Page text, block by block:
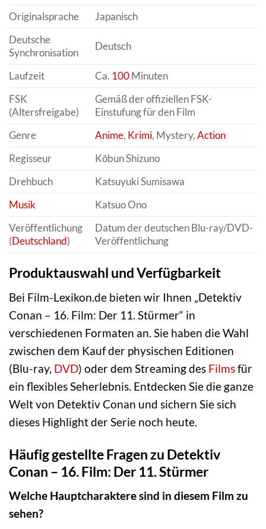
Originalsprache
Japanisch
Deutsche
Synchronisation
Deutsch
Laufzeit Ca. 100Minuten
FSK
(Altersfreigabe)
Gemäß der offiziellen FSK-
Einstufung für den Film
Genre
Anime, Krimi, Mystery,Action
Regisseur
Kōbun Shizuno
Drehbuch
Katsuyuki Sumisawa
Musik
Katsuo Ono
Veröffentlichung
(Deutschland)
Datum der deutschen Blu-ray/DVD-
Veröffentlichung
Produktauswahl und Verfügbarkeit
Bei Film-Lexikon.de bieten wir Ihnen „Detektiv
Conan – 16. Film: Der 11. Stürmer“ in
verschiedenen Formaten an. Sie haben die Wahl
zwischen dem Kauf der physischen Editionen
(Blu-ray, DVD) oder dem Streaming des Filmsfür
ein flexibles Seherlebnis. Entdecken Sie die ganze
Welt von Detektiv Conan und sichern Sie sich
dieses Highlight der Serie noch heute.
Häufig gestellte Fragen zu Detektiv
Conan – 16. Film: Der 11. Stürmer
Welche Hauptcharaktere sind in diesem Film zu
sehen?